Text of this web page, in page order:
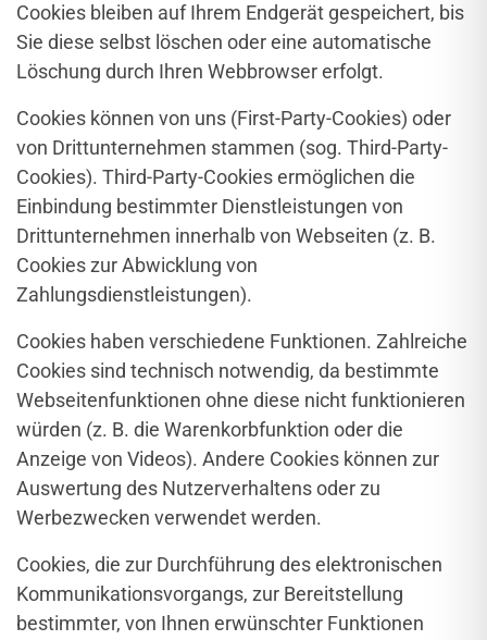
Cookies bleiben auf Ihrem Endgerät gespeichert, bis
Sie diese selbst löschen oder eine automatische
Löschung durch Ihren Webbrowser erfolgt.
Cookies können von uns (First-Party-Cookies) oder
von Drittunternehmen stammen (sog. Third-Party-
Cookies). Third-Party-Cookies ermöglichen die
Einbindung bestimmter Dienstleistungen von
Drittunternehmen innerhalb von Webseiten (z. B.
Cookies zur Abwicklung von
Zahlungsdienstleistungen).
Cookies haben verschiedene Funktionen. Zahlreiche
Cookies sind technisch notwendig, da bestimmte
Webseitenfunktionen ohne diese nicht funktionieren
würden (z. B. die Warenkorbfunktion oder die
Anzeige von Videos). Andere Cookies können zur
Auswertung des Nutzerverhaltens oder zu
Werbezwecken verwendet werden.
Cookies, die zur Durchführung des elektronischen
Kommunikationsvorgangs, zur Bereitstellung
bestimmter, von Ihnen erwünschter Funktionen